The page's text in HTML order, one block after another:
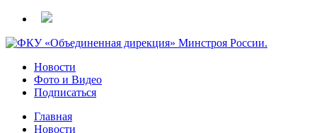
Новости
Фото и Видео
Подписаться
Главная
Новости